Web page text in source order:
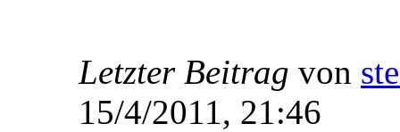
Letzter Beitrag von
15/4/2011, 21:46